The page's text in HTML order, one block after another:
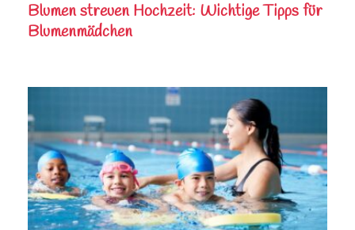
Blumen streuen Hochzeit: Wichtige Tipps für
Blumenmädchen